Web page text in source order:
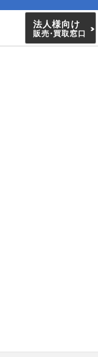
法人様向け
販売・買取窓口